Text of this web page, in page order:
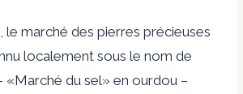
le marché des pierres précieuses
localement sous le nom de
«Marché du sel» en ourdou –